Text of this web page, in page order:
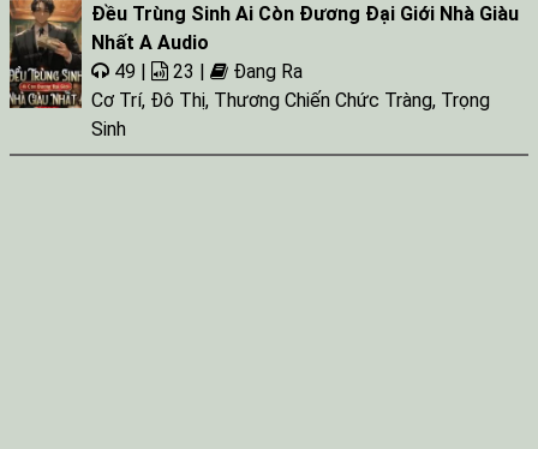
Đều Trùng Sinh Ai Còn Đương Đại Giới Nhà Giàu
Nhất A Audio
49 |
23 |
Đang Ra
Cơ Trí, Đô Thị, Thương Chiến Chức Tràng, Trọng
Sinh